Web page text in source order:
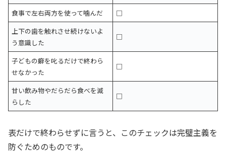
食事で左右両方を使って噛んだ
□
上下の歯を触れさせ続けないよ
う意識した
□
子どもの癖を叱るだけで終わら
せなかった
□
甘い飲み物やだらだら食べを減
らした
□
表だけで終わらせずに言うと、このチェックは完璧主義を
防ぐためのものです。